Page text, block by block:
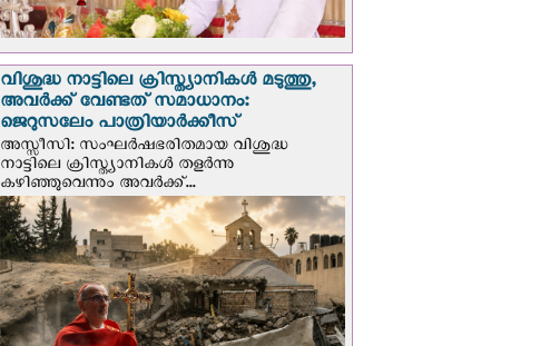
വിശുദ്ധ നാട്ടിലെ ക്രിസ്ത്യാനികൾ മടുത്തു,
അവർക്ക് വേണ്ടത് സമാധാനം:
ജെറുസലേം പാത്രിയാര്‍ക്കീസ്
അസ്സീസി: സംഘര്‍ഷഭരിതമായ വിശുദ്ധ
നാട്ടിലെ ക്രിസ്ത്യാനികൾ തളര്‍ന്നു
കഴിഞ്ഞുവെന്നും അവർക്ക്...